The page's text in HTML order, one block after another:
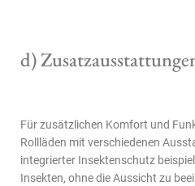
d)
Für zusätzlichen Komfort und
Rollläden mit verschiedenen
integrierter Insektenschutz
Insekten, ohne die Aussicht zu